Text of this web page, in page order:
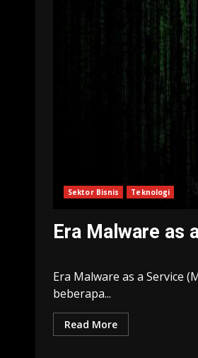
Sektor Bisnis Teknologi
Era Malware as
Era Malware as a Service
beberapa...
Read More